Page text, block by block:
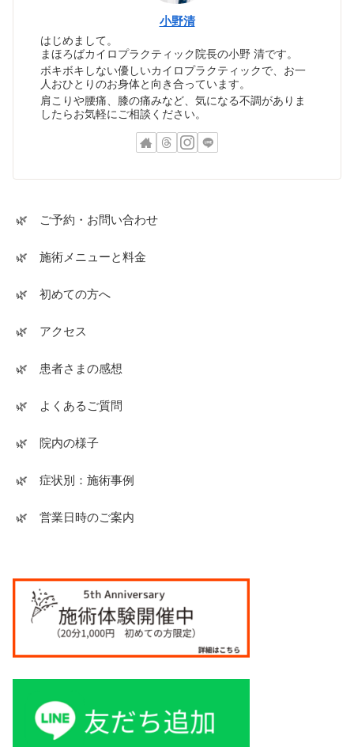
小野清
はじめまして。
まほろばカイロプラクティック院長の小野 清です。
ボキボキしない優しいカイロプラクティックで、お一
人おひとりのお身体と向き合っています。
肩こりや腰痛、膝の痛みなど、気になる不調がありま
したらお気軽にご相談ください。
🌿 ご予約・お問い合わせ
🌿 施術メニューと料金
🌿 初めての方へ
🌿 アクセス
🌿 患者さまの感想
🌿 よくあるご質問
🌿 院内の様子
🌿 症状別：施術事例
🌿 営業日時のご案内